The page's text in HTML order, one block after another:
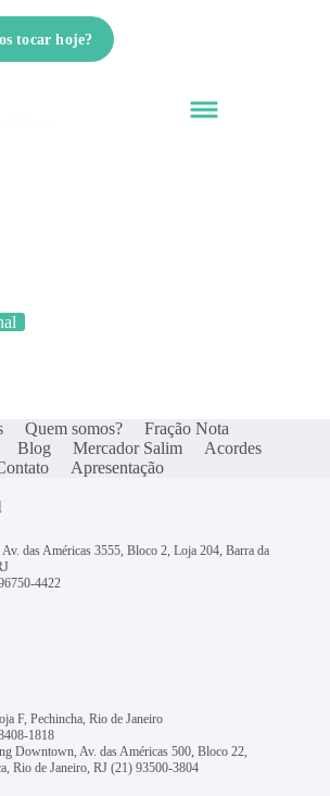
tocar hoje?
Quem somos?
Fração Nota
Blog Mercador Salim
Acordes
Apresentação
das Américas 3555, Bloco 2, Loja 204, Barra da
4422
F, Pechincha, Rio de Janeiro
1818
Downtown, Av. das Américas 500, Bloco 22,
Rio de Janeiro, RJ (21) 93500-3804